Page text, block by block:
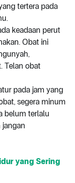
tertera pada
keadaan perut
Obat ini
Telan obat
pada jam yang
segera minum
belum terlalu
jangan
yang Sering